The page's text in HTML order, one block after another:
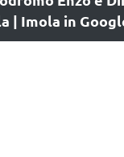
| Imola in